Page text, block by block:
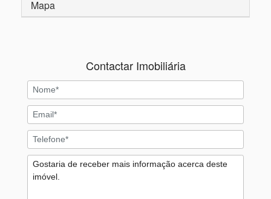
Mapa
Contactar Imobiliária